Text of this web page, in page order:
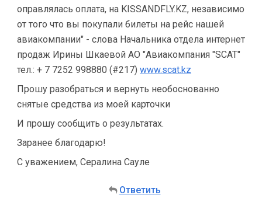
оправлялась оплата, на KISSANDFLY.KZ, независимо
от того что вы покупали билеты на рейс нашей
авиакомпании" - слова Начальника отдела интернет
продаж Ирины Шкаевой АО "Авиакомпания "SCAT"
тел.: + 7 7252 998880 (#217) www.scat.kz
Прошу разобраться и вернуть необоснованно
снятые средства из моей карточки
И прошу сообщить о результатах.
Заранее благодарю!
С уважением, Сералина Сауле
Ответить